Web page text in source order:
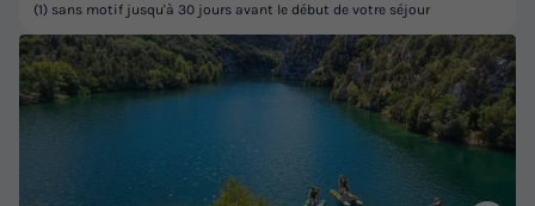
(1) sans motif jusqu'à 30 jours avant le début de votre séjour